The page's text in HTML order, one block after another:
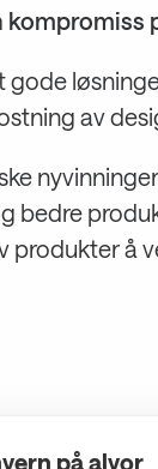
på alvor
gode
av
bedre
produkter å